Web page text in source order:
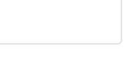
Die Skizzen und